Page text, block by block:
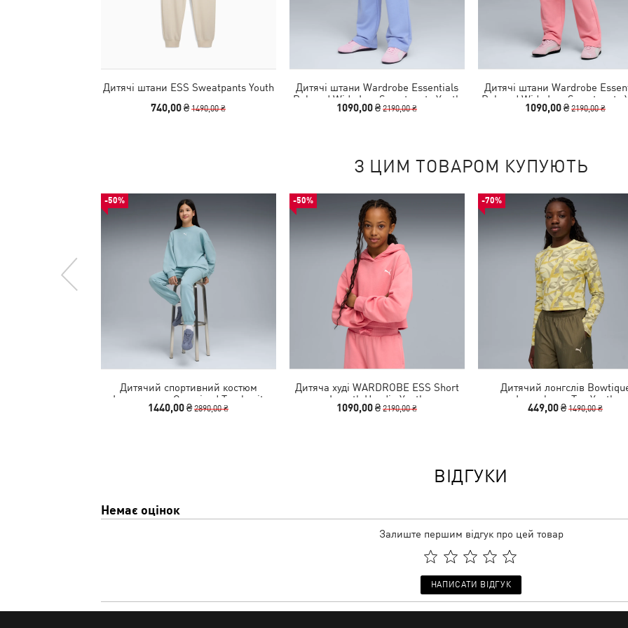
Дитячі штани ESS Sweatpants Youth
740,00 ₴1490,00 ₴
Дитячі штани Wardrobe Essentials
Relaxed Wide Leg Sweatpants Youth
1090,00 ₴2190,00 ₴
Дитячі штани Wardrobe
Relaxed Wide Leg Sweatpants
1090,00 ₴2190,00 ₴
З ЦИМ ТОВАРОМ КУПУЮТЬ
-50%
Дитячий спортивний костюм
Loungewear Oversized Tracksuit
Youth
1440,00 ₴2890,00 ₴
-50%
Дитяча худі WARDROBE ESS Short
Length Hoodie Youth
1090,00 ₴2190,00 ₴
-70%
Дитячий лонгслів
Longsleeve Tee Youth
449,00 ₴1490,00 ₴
ВІДГУКИ
Немає оцінок
Залиште першим відгук про цей товар
НАПИСАТИ ВІДГУК